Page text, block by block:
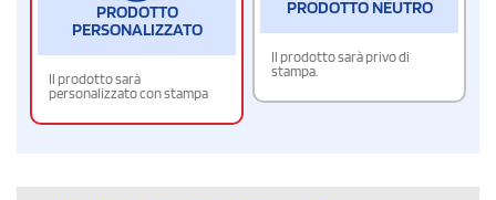
PRODOTTO
PERSONALIZZATO
Il prodotto sarà
personalizzato con stampa
PRODOTTO NEUTRO
Il prodotto sarà privo di
stampa.